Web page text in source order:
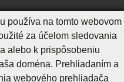
Ochrana osobných údajov
Vyhlásenie o prístupnosti
Správca obsahu
používa na tomto webovom
za účelom sledovania
alebo k prispôsobeniu
doména. Prehliadaním a
webového prehliadača